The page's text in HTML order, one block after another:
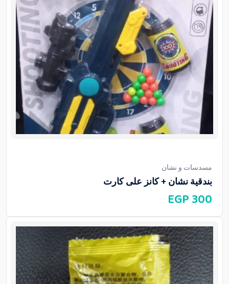
مسدسات و نشان
بندقية نشان + كانز على كارت
300
EGP